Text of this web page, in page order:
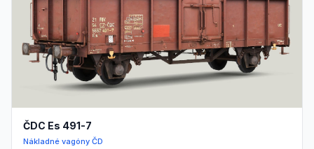
ČDC Es 491-7
Nákladné vagóny ČD